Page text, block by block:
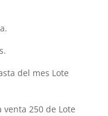
del mes Lote
250 de Lote